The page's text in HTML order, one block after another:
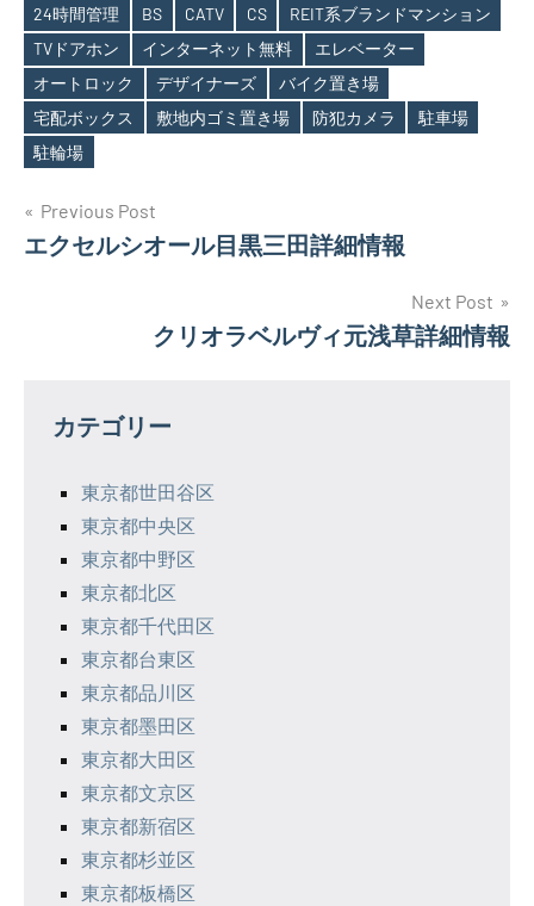
Tags
24時間管理 BS CATV CS
REIT系ブランドマンション
TVドアホン
インターネット無料
エレベーター
オートロック
デザイナーズ
バイク置き場
宅配ボックス
敷地内ゴミ置き場 防犯カメラ
駐車場
駐輪場
投
稿
ー
Previous Post
エクセルシオール目黒三田詳細情報
Next Post
クリオラベルヴィ元浅草詳細情報
カテゴリー
東京都世田谷区
東京都中央区
東京都中野区
東京都北区
東京都千代田区
東京都台東区
東京都品川区
東京都墨田区
東京都大田区
東京都文京区
東京都新宿区
東京都杉並区
東京都板橋区